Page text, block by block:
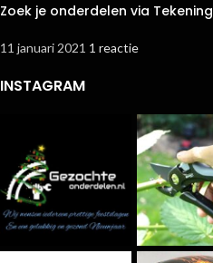
Zoek je onderdelen via Tekening
11 januari 2021 1 reactie
INSTAGRAM